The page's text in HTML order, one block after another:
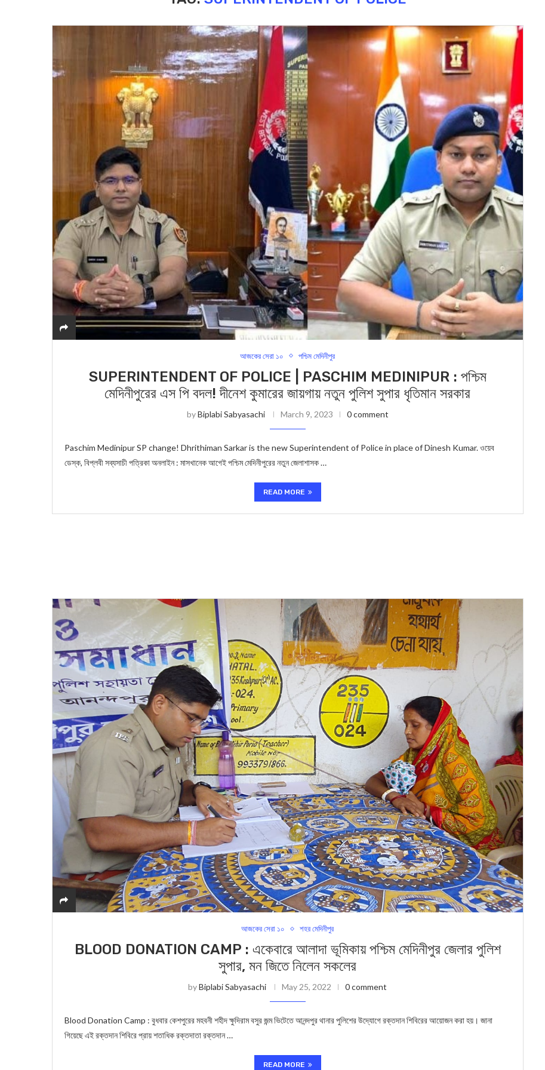
আজকের সেরা ১০ পশ্চিম মেদিনীপুর
SUPERINTENDENT OF POLICE | PASCHIM MEDINIPUR : পশ্চিম
মেদিনীপুরের এস পি বদল! দীনেশ কুমারের জায়গায় নতুন পুলিশ সুপার ধৃতিমান সরকার
byBiplabi Sabyasachi March 9, 2023 0 comment
Paschim Medinipur SP change! Dhrithiman Sarkar is the new Superintendent of Police in place of Dinesh Kumar. ওয়েব
ডেস্ক, বিপ্লবী সব্যসাচী পত্রিকা অনলাইন : মাসখানেক আগেই পশ্চিম মেদিনীপুরের নতুন জেলাশাসক …
READ MORE
আজকের সেরা ১০ শহর মেদিনীপুর
BLOOD DONATION CAMP : একেবারে আলাদা ভূমিকায় পশ্চিম মেদিনীপুর জেলার পুলিশ
সুপার, মন জিতে নিলেন সকলের
byBiplabi Sabyasachi May 25, 2022 0 comment
Blood Donation Camp : বুধবার কেশপুরের মহবনী শহীদ ক্ষুদিরাম বসুর জন্ম ভিটেতে আনন্দপুর থানার পুলিশের উদ্যোগে রক্তদান শিবিরের আয়োজন করা হয়। জানা
গিয়েছে এই রক্তদান শিবিরে প্রায় শতাধিক রক্তদাতা রক্তদান …
READ MORE